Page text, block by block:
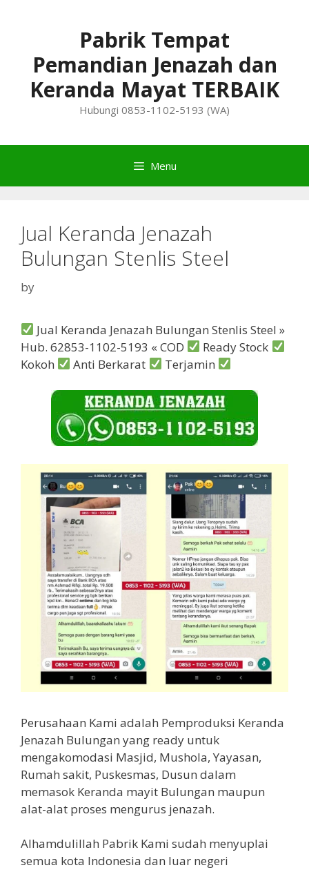
Pabrik Tempat
Pemandian Jenazah dan
Keranda Mayat TERBAIK
Hubungi 0853-1102-5193 (WA)
Menu
Jual Keranda Jenazah
Bulungan Stenlis Steel
by
Jual Keranda Jenazah Bulungan Stenlis Steel »
Hub. 62853-1102-5193 « COD
Ready Stock
Kokoh
Anti Berkarat Terjamin
Perusahaan Kami adalah Pemproduksi Keranda
Jenazah Bulungan yang ready untuk
mengakomodasi Masjid, Mushola, Yayasan,
Rumah sakit, Puskesmas, Dusun dalam
memasok Keranda mayit Bulungan maupun
alat-alat proses mengurus jenazah.
Alhamdulillah Pabrik Kami sudah menyuplai
semua kota Indonesia dan luar negeri